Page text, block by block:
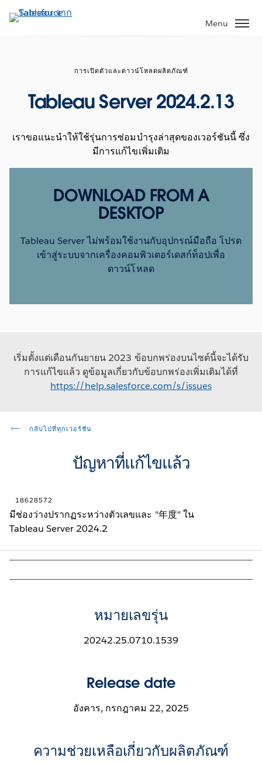
ไป
Menu
การเปิดตัวและดาวน์โหลดผลิตภัณฑ์
Tableau Server 2024.2.13
เราขอแนะนำให้ใช้รุ่นการซ่อมบำรุงล่าสุดของเวอร์ชันนี้ ซึ่ง
มีการแก้ไขเพิ่มเติม
DOWNLOAD FROM A
DESKTOP
Tableau Server ไม่พร้อมใช้งานกับอุปกรณ์มือถือ โปรด
เข้าสู่ระบบจากเครื่องคอมพิวเตอร์เดสก์ท็อปเพื่อ
ดาวน์โหลด
เริ่มตั้งแต่เดือนกันยายน 2023 ข้อบกพร่องบนไซต์นี้จะได้รับ
การแก้ไขแล้ว ดูข้อมูลเกี่ยวกับข้อบกพร่องเพิ่มเติมได้ที่
https://help.salesforce.com/s/issues
กลับไปที่ทุกเวอร์ชัน
ปัญหาที่แก้ไขแล้ว
18628572
มีช่องว่างปรากฏระหว่างตัวเลขและ "年度" ใน
Tableau Server 2024.2
หมายเลขรุ่น
20242.25.0710.1539
Release date
อังคาร, กรกฎาคม 22, 2025
ความช่วยเหลือเกี่ยวกับผลิตภัณฑ์